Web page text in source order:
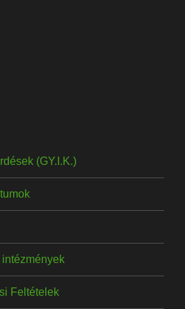
(GY.I.K.)
Feltételek